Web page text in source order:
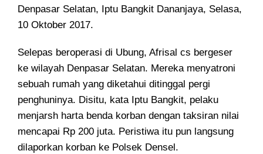
Denpasar Selatan, Iptu Bangkit Dananjaya, Selasa,
10 Oktober 2017.
Selepas beroperasi di Ubung, Afrisal cs bergeser
ke wilayah Denpasar Selatan. Mereka menyatroni
sebuah rumah yang diketahui ditinggal pergi
penghuninya. Disitu, kata Iptu Bangkit, pelaku
menjarsh harta benda korban dengan taksiran nilai
mencapai Rp 200 juta. Peristiwa itu pun langsung
dilaporkan korban ke Polsek Densel.